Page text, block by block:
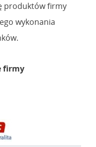
produktów firmy
wykonania
firmy